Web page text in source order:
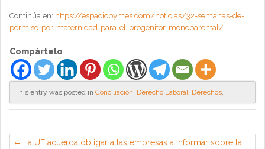
Continúa en: https://espaciopymes.com/noticias/32-semanas-de-
permiso-por-maternidad-para-el-progenitor-monoparental/
Compártelo
This entry was posted in Conciliación, Derecho Laboral, Derechos.
La UE acuerda obligar a las empresas a informar sobre la